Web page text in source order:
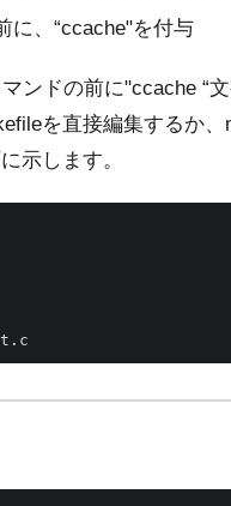
に、“ccache"を付与
ンドの前に"ccache “
を直接編集するか
示します。
:=
$(shell